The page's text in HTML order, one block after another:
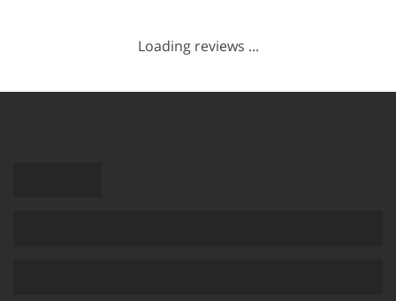
Loading reviews ...